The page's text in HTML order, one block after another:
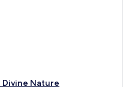
Divine Nature